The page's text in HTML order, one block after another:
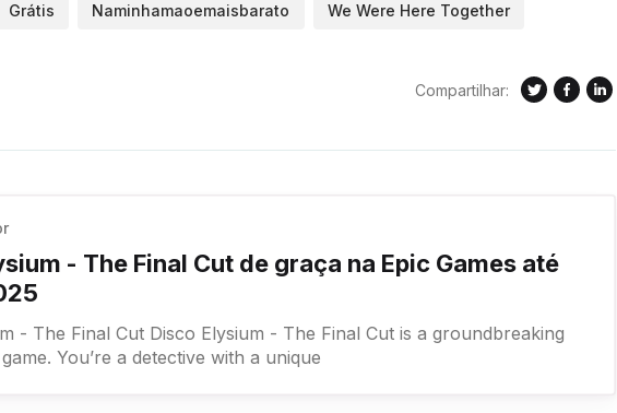
Grátis Naminhamaoemaisbarato We Were Here Together
Compartilhar:
- The Final Cut de graça na Epic Games até
Elysium - The Final Cut is a groundbreaking
You’re a detective with a unique